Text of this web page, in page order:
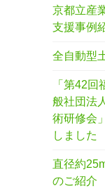
京都立産
支援事例
全自動型
「第42
般社団法
術研修会
しました
直径約
のご紹介